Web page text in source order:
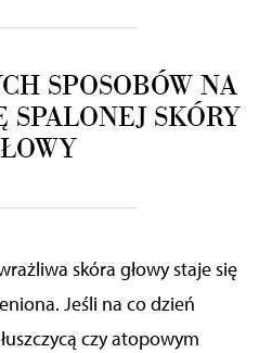
SPOSOBÓW NA
SPALONEJ SKÓRY
skóra głowy staje się
Jeśli na co dzień
czy atopowym